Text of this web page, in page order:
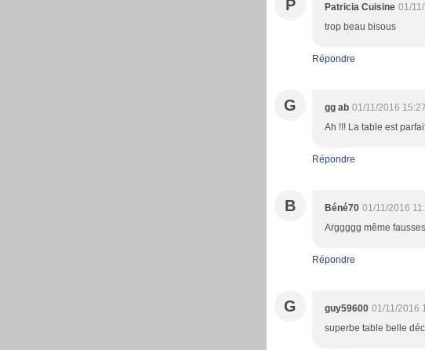
P Patricia Cuisine 01/
trop beau bisous
Répondre
G gg ab 01/11/2016 15:27
Ah !!! La table est
Répondre
B Béné70 01/11/2016
Arggggg même
Répondre
G guy59600 01/11/2016
superbe table belle